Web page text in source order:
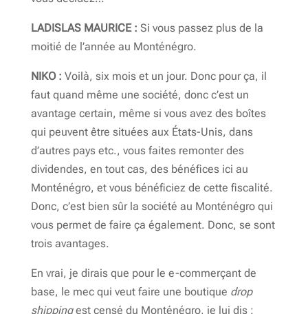
LADISLAS MAURICE : Si vous passez plus de la
moitié de l’année au Monténégro.
NIKO : Voilà, six mois et un jour. Donc pour ça, il
faut quand même une société, donc c’est un
avantage certain, même si vous avez des boîtes
qui peuvent être situées aux États-Unis, dans
d’autres pays etc., vous faites remonter des
dividendes, en tout cas, des bénéfices ici au
Monténégro, et vous bénéficiez de cette fiscalité.
Donc, c’est bien sûr la société au Monténégro qui
vous permet de faire ça également. Donc, se sont
trois avantages.
En vrai, je dirais que pour le e-commerçant de
base, le mec qui veut faire une boutique drop
shippingest censé du Monténégro, je lui dis :